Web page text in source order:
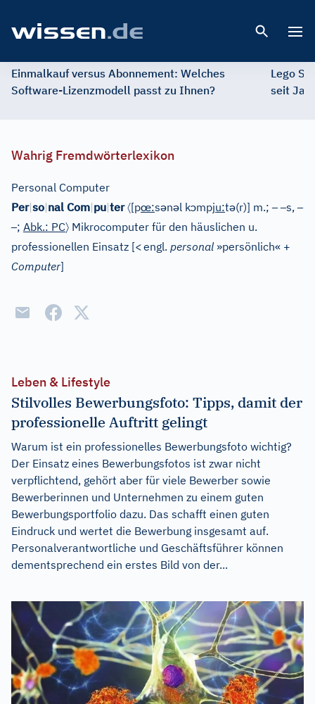
Einmalkauf versus Abonnement: Welches
Software-Lizenzmodell passt zu Ihnen?
Lego
seit
Wahrig Fremdwörterlexikon
Personal Computer
Per|so|nal Com|pu|ter 〈[pœ:sənəl kɔmpju:tə(r)] m.;––s,–
–; Abk.: PC〉 Mikrocomputer für den häuslichen u.
professionellen Einsatz [<engl. personal »persönlich« +
Computer]
Leben & Lifestyle
Stilvolles Bewerbungsfoto: Tipps, damit der
professionelle Auftritt gelingt
Warum ist ein professionelles Bewerbungsfoto wichtig?
Der Einsatz eines Bewerbungsfotos ist zwar nicht
verpflichtend, gehört aber für viele Bewerber sowie
Bewerberinnen und Unternehmen zu einem guten
Bewerbungsportfolio dazu. Das schafft einen guten
Eindruck und wertet die Bewerbung insgesamt auf.
Personalverantwortliche und Geschäftsführer können
dementsprechend ein erstes Bild von der...